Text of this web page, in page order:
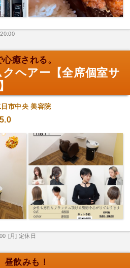
癒される。
ヘアー【全席個室サ
日市中央 美容院
5.0
[月] 定休日
飲みも！